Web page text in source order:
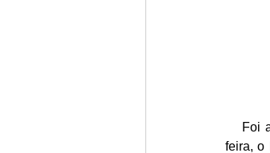
feira, o